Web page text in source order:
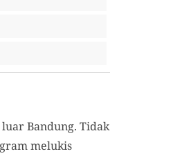
Bandung. Tidak
melukis